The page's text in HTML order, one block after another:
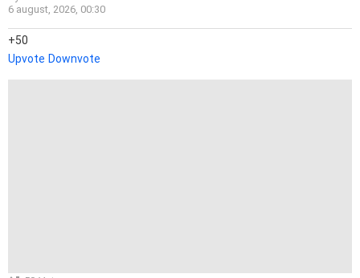
6 august, 2026, 00:30
50
Upvote Downvote